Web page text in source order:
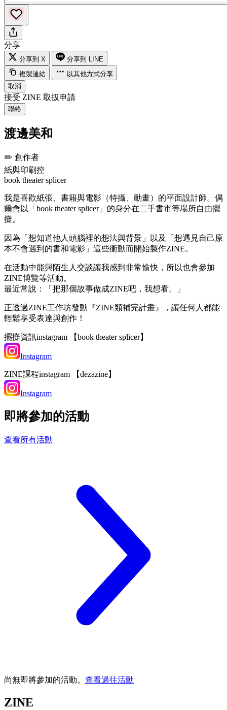
分享
分享到 X
分享到 LINE
複製連結
以其他方式分享
取消
接受 ZINE 取扱申請
聯絡
渡邊美和
✏️ 創作者
紙與印刷控
book theater splicer
我是喜歡紙張、書籍與電影（特攝、動畫）的平面設計師。偶
爾會以「book theater splicer」的身分在二手書市等場所自由擺
攤。
因為「想知道他人頭腦裡的想法與背景」以及「想遇見自己原
本不會遇到的書和電影」這些衝動而開始製作ZINE。
在活動中能與陌生人交談讓我感到非常愉快，所以也會參加
ZINE博覽等活動。
最近常說：「把那個故事做成ZINE吧，我想看。」
正透過ZINE工作坊發動『ZINE類補完計畫』，讓任何人都能
輕鬆享受表達與創作！
擺攤資訊instagram 【book theater splicer】
Instagram
ZINE課程instagram 【dezazine】
Instagram
即將參加的活動
查看所有活動
尚無即將參加的活動。 查看過往活動
ZINE